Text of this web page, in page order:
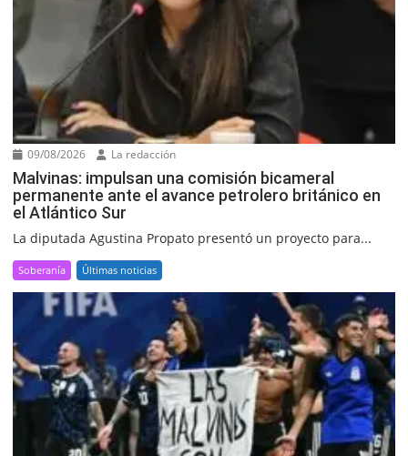
09/08/2026 La redacción
Malvinas: impulsan una comisión bicameral
permanente ante el avance petrolero británico en
el Atlántico Sur
La diputada Agustina Propato presentó un proyecto para...
Soberanía Últimas noticias